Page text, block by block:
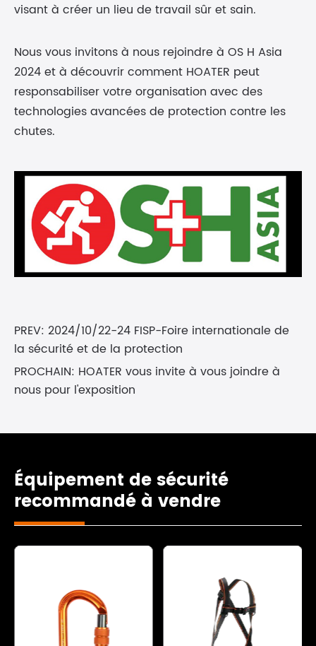
visant à créer un lieu de travail sûr et sain.
Nous vous invitons à nous rejoindre à OS H Asia
2024 et à découvrir comment HOATER peut
responsabiliser votre organisation avec des
technologies avancées de protection contre les
chutes.
PREV: 2024/10/22-24 FISP-Foire internationale de
la sécurité et de la protection
PROCHAIN: HOATER vous invite à vous joindre à
nous pour l'exposition
Équipement de sécurité
recommandé à vendre